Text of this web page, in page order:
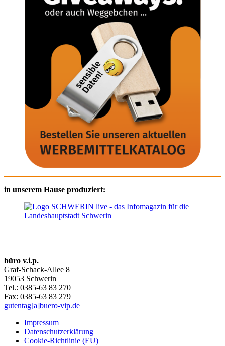
in unserem Hause produziert:
büro v.i.p.
Graf-Schack-Allee 8
19053 Schwerin
Tel.: 0385-63 83 270
Fax: 0385-63 83 279
gutentag[a]buero-vip.de
Impressum
Datenschutz­erklärung
Cookie-Richtlinie (EU)